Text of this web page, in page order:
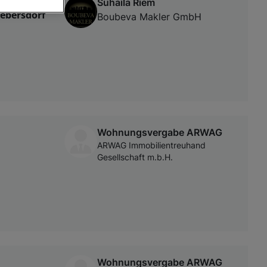
Boubeva Makler GmbH
Wohnungsvergabe ARWAG
ARWAG Immobilientreuhand
Gesellschaft m.b.H.
Wohnungsvergabe ARWAG
oder Zugriff